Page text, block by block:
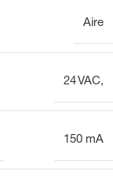
Aire
24 VAC,
150 mA